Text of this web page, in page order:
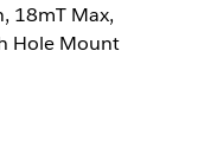
18mT Max,
Hole Mount